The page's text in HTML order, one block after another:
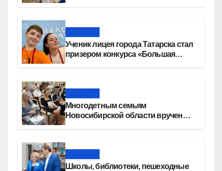
Ученик лицея города Татарска стал
призером конкурса «Большая
Многодетным семьям
Новосибирской области вручены
Школы, библиотеки, пешеходные